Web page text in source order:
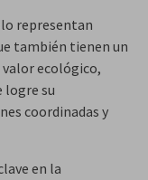
representan
también tienen un
ecológico,
logre su
coordinadas y
en la